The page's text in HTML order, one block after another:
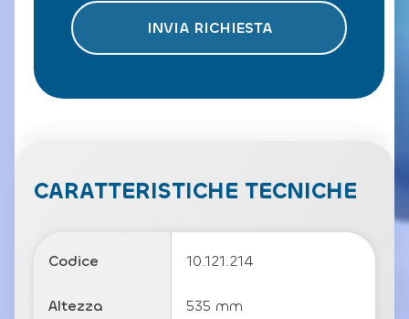
c
y
li
INVIA RICHIESTA
CARATTERISTICHE TECNICHE
Codice 10.121.214
Altezza 535 mm